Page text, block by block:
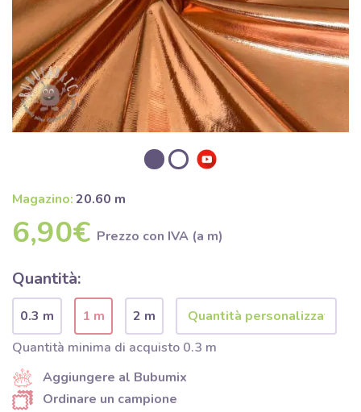
Magazino:20.60 m
6,90€ Prezzo con IVA (a m)
Quantità:
0.3 m 1 m
2 m
Quantità minima di acquisto 0.3 m
Aggiungere al Bubumix
Ordinare un campione